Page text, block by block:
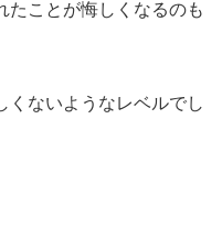
たことが悔しくなるのも
くないようなレベルでし